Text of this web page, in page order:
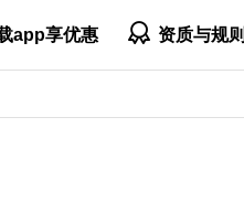
app享优惠  资质与规则